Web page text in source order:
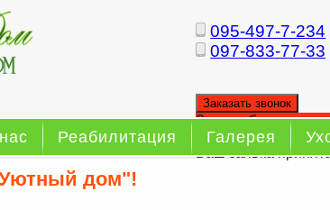
095-497-7-234
097-833-77-33
Заказать звонок
Заказ обратного
Ваш заявка
Реабилитация Галерея
дом"!